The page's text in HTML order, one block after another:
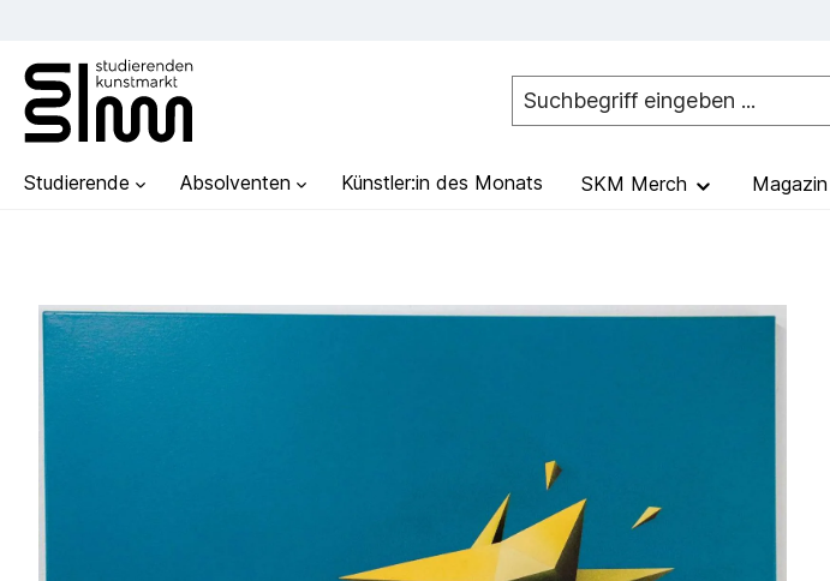
Studierende Absolventen Künstler:in des Monats SKM Merch Magazin